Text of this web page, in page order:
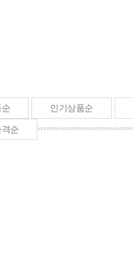
순 인기상품순
순